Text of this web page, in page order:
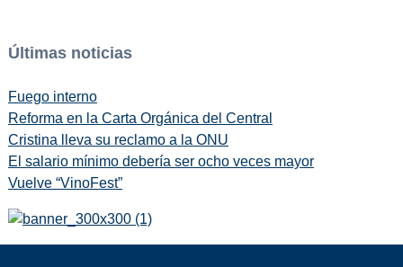
Últimas noticias
Fuego interno
Reforma en la Carta Orgánica del Central
Cristina lleva su reclamo a la ONU
El salario mínimo debería ser ocho veces mayor
Vuelve “VinoFest”